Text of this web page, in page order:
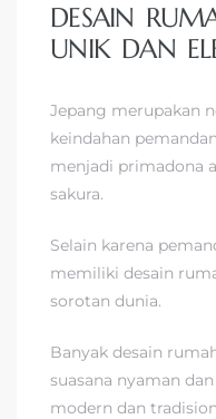
DESAIN
UNIK DAN
Jepang merupakan
keindahan
menjadi primadona
sakura.
Selain karena
memiliki desain
sorotan dunia.
Banyak desain
suasana nyaman
modern dan